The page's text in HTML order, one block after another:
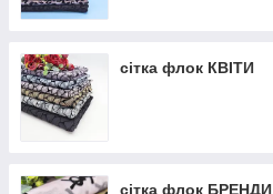
сітка флок КВІТИ
сітка флок БРЕНДИ